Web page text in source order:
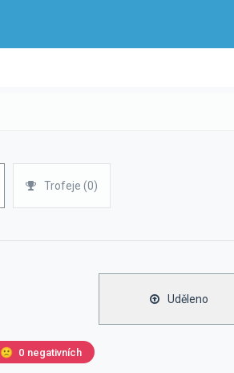
Trofeje (0)
Uděleno
🙁 0 negativních